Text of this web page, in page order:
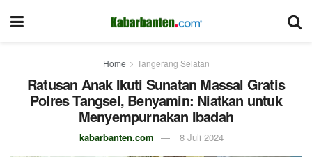
Home Tangerang Selatan
Ratusan Anak Ikuti Sunatan Massal Gratis
Polres Tangsel, Benyamin: Niatkan untuk
Menyempurnakan Ibadah
kabarbanten.com 8 Juli 2024